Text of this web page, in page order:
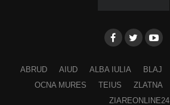
ABRUD AIUD ALBA IULIA BLAJ
OCNA MURES
TEIUS ZLATNA
ZIAREONLINE24